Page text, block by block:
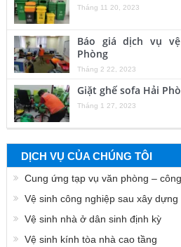
Tháng 11 20, 2023
Báo giá dịch vụ
Phòng
Tháng 2 22, 2023
Giặt ghế sofa Hải
Tháng 1 27, 2023
DỊCH VỤ CỦA CHÚNG TÔI
Cung ứng tạp vụ văn phòng –
Vệ sinh công nghiệp sau xây dựng
Vệ sinh nhà ở dân sinh định kỳ
Vệ sinh kính tòa nhà cao tầng